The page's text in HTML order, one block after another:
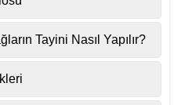
Tayini Nasıl Yapılır?